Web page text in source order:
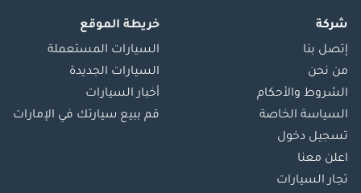
شركة
إتصل بنا
من نحن
الشروط والأحكام
السياسة الخاصة
تسجيل دخول
اعلن معنا
تجار السيارات
خريطة الموقع
السيارات المستعملة
السيارات الجديدة
أخبار السيارات
قم ببيع سيارتك في الإمارات